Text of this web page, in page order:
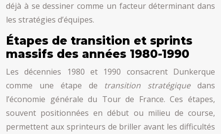
déjà à se dessiner comme un facteur déterminant dans
les stratégies d’équipes.
Étapes de transition et sprints
massifs des années 1980-1990
Les décennies 1980 et 1990 consacrent Dunkerque
comme une étape de transition stratégiquedans
l’économie générale du Tour de France. Ces étapes,
souvent positionnées en début ou milieu de course,
permettent aux sprinteurs de briller avant les difficultés